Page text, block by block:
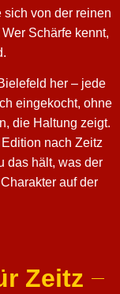
sich von der reinen
Schärfe kennt,
her – jede
eingekocht, ohne
die Haltung zeigt.
nach Zeitz
das hält, was der
auf der
Zeitz